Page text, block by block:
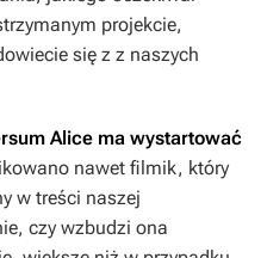
projekcie,
się z z naszych
Alice ma wystartować
nawet filmik, który
w treści naszej
czy wzbudzi ona